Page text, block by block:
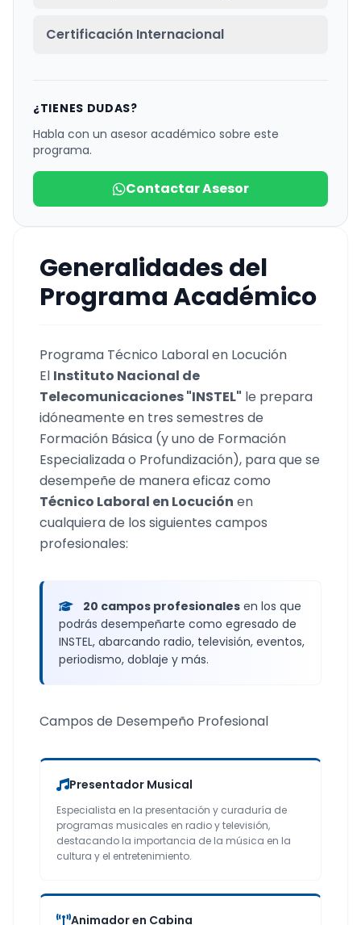
Generalidades del
Programa Académico
Programa Técnico Laboral en Locución
El Instituto Nacional de
Telecomunicaciones "INSTEL" le prepara
idóneamente en tres semestres de
Formación Básica (y uno de Formación
Especializada o Profundización), para que se
desempeñe de manera eficaz como
Técnico Laboral en Locución en
cualquiera de los siguientes campos
profesionales:
20 campos profesionales en los que
podrás desempeñarte como egresado de
INSTEL, abarcando radio, televisión, eventos,
periodismo, doblaje y más.
Campos de Desempeño Profesional
Presentador Musical
Especialista en la presentación y curaduría de
programas musicales en radio y televisión,
destacando la importancia de la música en la
cultura y el entretenimiento.
Animador en Cabina
Certificación Internacional
¿TIENES DUDAS?
Habla con un asesor académico sobre este
programa.
Contactar Asesor